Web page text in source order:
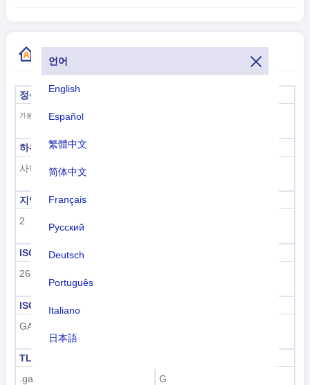
언어
English
Español
繁體中文
简体中文
Français
Русский
Deutsch
Português
Italiano
日本語
추가 국가 코드 정보
정식 명칭
가봉 공화국
하위 지역 코드
사하라 이남 아프리카
지역 코드
2
ISO 3166-1 숫자
266
ISO 3166-1-알파-3
GAB
TLD
.ga
G